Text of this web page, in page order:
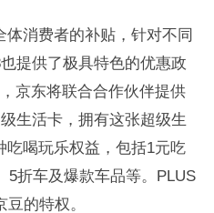
体消费者的补贴，针对不同
提供了极具特色的优惠政
京东将联合合作伙伴提供
生活卡，拥有这张超级生
吃喝玩乐权益，包括1元吃
5折车及爆款车品等。PLUS
的特权。